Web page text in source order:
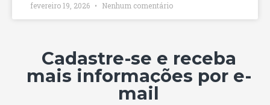
fevereiro 19, 2026 Nenhum comentário
Cadastre-se e receba
mais informações por e-
mail